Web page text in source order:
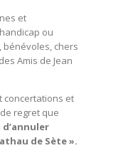
et
ou
chers
Amis de Jean
concertations et
regret que
d’annuler
de Sète ».